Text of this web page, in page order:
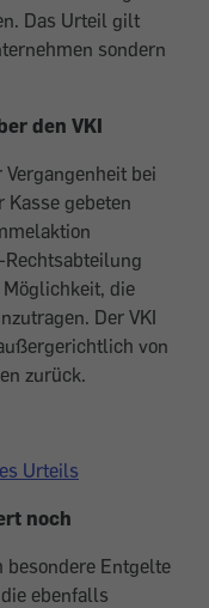
Das Urteil gilt
sondern
den VKI
bei
Kasse gebeten
Rechtsabteilung
die
Der VKI
von
zurück.
Urteils
noch
besondere Entgelte
ebenfalls